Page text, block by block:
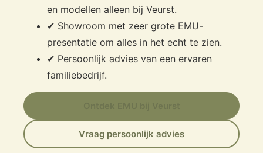
en modellen alleen bij Veurst.
✔ Showroom met zeer grote EMU-
presentatie om alles in het echt te zien.
✔ Persoonlijk advies van een ervaren
familiebedrijf.
Vraag persoonlijk advies